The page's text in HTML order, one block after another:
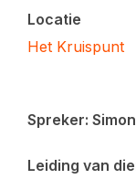
Locatie
Het Kruispunt
Spreker:
Leiding van